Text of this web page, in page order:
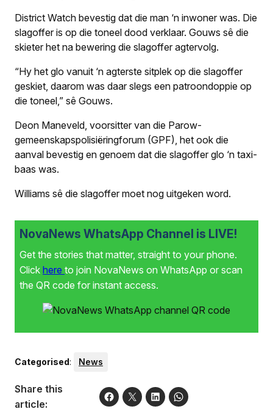
District Watch bevestig dat die man ‘n inwoner was. Die
slagoffer is op die toneel dood verklaar. Gouws sê die
skieter het na bewering die slagoffer agtervolg.
“Hy het glo vanuit ‘n agterste sitplek op die slagoffer
geskiet, daarom was daar slegs een patroondoppie op
die toneel,” sê Gouws.
Deon Maneveld, voorsitter van die Parow-
gemeenskapspolisiëringforum (GPF), het ook die
aanval bevestig en genoem dat die slagoffer glo ‘n taxi-
baas was.
Williams sê die slagoffer moet nog uitgeken word.
NovaNews WhatsApp Channel is LIVE!
Get the stories that matter, straight to your phone.
Click here to join NovaNews on WhatsApp or scan
the QR code for instant access.
Categorised: News
Share this
article: